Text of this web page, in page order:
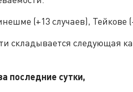
(+13 случаев), Тейкове
складывается следующая
последние сутки,